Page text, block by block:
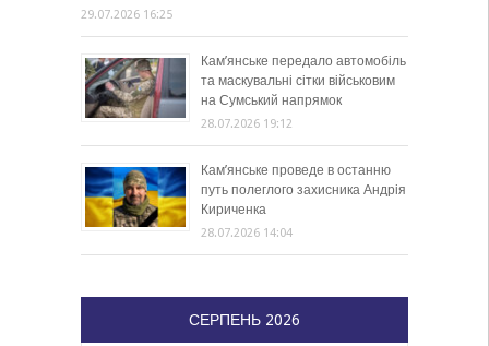
29.07.2026 16:25
Кам’янське передало автомобіль
та маскувальні сітки військовим
на Сумський напрямок
28.07.2026 19:12
Кам’янське проведе в останню
путь полеглого захисника Андрія
Кириченка
28.07.2026 14:04
СЕРПЕНЬ 2026